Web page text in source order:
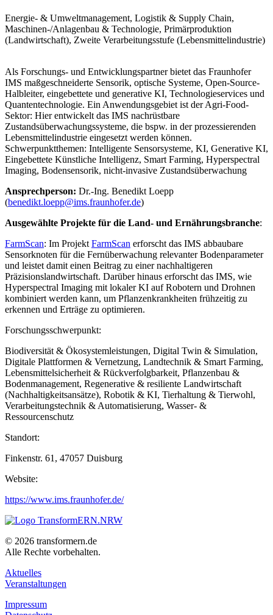
Energie- & Umweltmanagement, Logistik & Supply Chain,
Maschinen-/Anlagenbau & Technologie, Primärproduktion
(Landwirtschaft), Zweite Verarbeitungsstufe (Lebensmittelindustrie)
Als Forschungs- und Entwicklungspartner bietet das Fraunhofer
IMS maßgeschneiderte Sensorik, optische Systeme, Open-Source-
Halbleiter, eingebettete und generative KI, Technologieservices und
Quantentechnologie. Ein Anwendungsgebiet ist der Agri-Food-
Sektor: Hier entwickelt das IMS nachrüstbare
Zustandsüberwachungssysteme, die bspw. in der prozessierenden
Lebensmittelindustrie eingesetzt werden können.
Schwerpunktthemen: Intelligente Sensorsysteme, KI, Generative KI,
Eingebettete Künstliche Intelligenz, Smart Farming, Hyperspectral
Imaging, Bodensensorik, nicht-invasive Zustandsüberwachung
Ansprechperson: Dr.-Ing. Benedikt Loepp
(benedikt.loepp@ims.fraunhofer.de)
Ausgewählte Projekte für die Land- und Ernährungsbranche:
FarmScan: Im Projekt FarmScan erforscht das IMS abbaubare
Sensorknoten für die Fernüberwachung relevanter Bodenparameter
und leistet damit einen Beitrag zu einer nachhaltigeren
Präzisionslandwirtschaft. Darüber hinaus erforscht das IMS, wie
Hyperspectral Imaging mit lokaler KI auf Robotern und Drohnen
kombiniert werden kann, um Pflanzenkrankheiten frühzeitig zu
erkennen und Erträge zu optimieren.
Forschungsschwerpunkt:
Biodiversität & Ökosystemleistungen, Digital Twin & Simulation,
Digitale Plattformen & Vernetzung, Landtechnik & Smart Farming,
Lebensmittelsicherheit & Rückverfolgbarkeit, Pflanzenbau &
Bodenmanagement, Regenerative & resiliente Landwirtschaft
(Nachhaltigkeitsansätze), Robotik & KI, Tierhaltung & Tierwohl,
Verarbeitungstechnik & Automatisierung, Wasser- &
Ressourcenschutz
Standort:
Finkenstr. 61, 47057 Duisburg
Website:
https://www.ims.fraunhofer.de/
© 2026 transformern.de
Alle Rechte vorbehalten.
Aktuelles
Veranstaltungen
Impressum